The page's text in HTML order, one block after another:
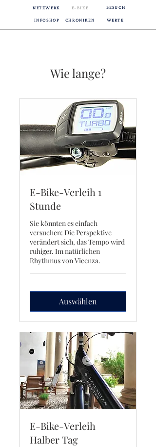
NETZWERK E-BIKE BESUCH
INFOSHOP CHRONIKEN WERTE
Wie lange?
E-Bike-Verleih 1
Stunde
Sie könnten es einfach
versuchen: Die Perspektive
verändert sich, das Tempo wird
ruhiger. Im natürlichen
Rhythmus von Vicenza.
Auswählen
E-Bike-Verleih
Halber Tag